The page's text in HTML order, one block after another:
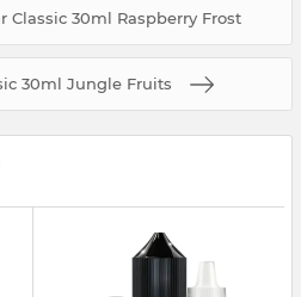
Classic 30ml Raspberry Frost
30ml Jungle Fruits